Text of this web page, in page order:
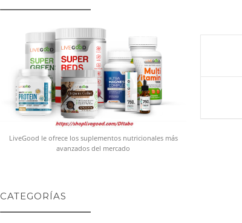
LiveGood le ofrece los suplementos nutricionales más
avanzados del mercado
CATEGORÍAS